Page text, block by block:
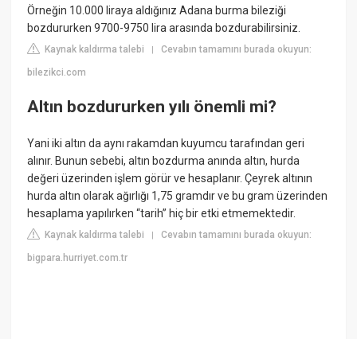
Örneğin 10.000 liraya aldığınız Adana burma bileziği
bozdururken 9700-9750 lira arasında bozdurabilirsiniz.
Kaynak kaldırma talebi |Cevabın tamamını burada okuyun:
bilezikci.com
Altın bozdururken yılı önemli mi?
Yani iki altın da aynı rakamdan kuyumcu tarafından geri
alınır. Bunun sebebi, altın bozdurma anında altın, hurda
değeri üzerinden işlem görür ve hesaplanır. Çeyrek altının
hurda altın olarak ağırlığı 1,75 gramdır ve bu gram üzerinden
hesaplama yapılırken “tarih” hiç bir etki etmemektedir.
Kaynak kaldırma talebi |Cevabın tamamını burada okuyun:
bigpara.hurriyet.com.tr